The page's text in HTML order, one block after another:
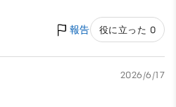
報告 役に立った 0
2026/6/17